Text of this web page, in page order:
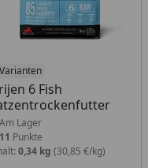
6 Fish
am Lager
Am Lager
11 Punkte
0,34 kg (30,85 €/kg)